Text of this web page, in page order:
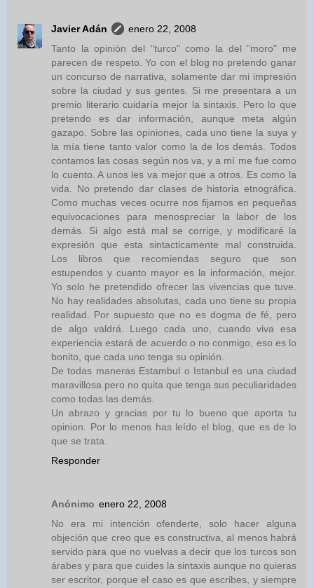
Javier Adán
enero 22, 2008
Tanto la opinión del "turco" como la del "moro" me
parecen de respeto. Yo con el blog no pretendo ganar
un concurso de narrativa, solamente dar mi impresión
sobre la ciudad y sus gentes. Si me presentara a un
premio literario cuidaría mejor la sintaxis. Pero lo que
pretendo es dar información, aunque meta algún
gazapo. Sobre las opiniones, cada uno tiene la suya y
la mía tiene tanto valor como la de los demás. Todos
contamos las cosas según nos va, y a mí me fue como
lo cuento. A unos les va mejor que a otros. Es como la
vida. No pretendo dar clases de historia etnográfica.
Como muchas veces ocurre nos fijamos en pequeñas
equivocaciones para menospreciar la labor de los
demás. Si algo está mal se corrige, y modificaré la
expresión que esta sintacticamente mal construida.
Los libros que recomiendas seguro que son
estupendos y cuanto mayor es la información, mejor.
Yo solo he pretendido ofrecer las vivencias que tuve.
No hay realidades absolutas, cada uno tiene su propia
realidad. Por supuesto que no es dogma de fé, pero
de algo valdrá. Luego cada uno, cuando viva esa
experiencia estará de acuerdo o no conmigo, eso es lo
bonito, que cada uno tenga su opinión.
De todas maneras Estambul o Istanbul es una ciudad
maravillosa pero no quita que tenga sus peculiaridades
como todas las demás.
Un abrazo y gracias por tu lo bueno que aporta tu
opinion. Por lo menos has leído el blog, que es de lo
que se trata.
Responder
Anónimo enero 22, 2008
No era mi intención ofenderte, solo hacer alguna
objeción que creo que es constructiva, al menos habrá
servido para que no vuelvas a decir que los turcos son
árabes y para que cuides la sintaxis aunque no quieras
ser escritor, porque el caso es que escribes, y siempre